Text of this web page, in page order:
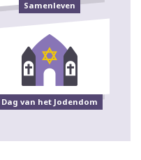
Samenleven
Dag van het Jodendom